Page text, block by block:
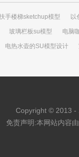
手楼梯sketchup模型 以
玻璃栏板su模型 电脑
电热水壶的SU模型设计
Copyright © 2013 -
免责声明:本网站内容